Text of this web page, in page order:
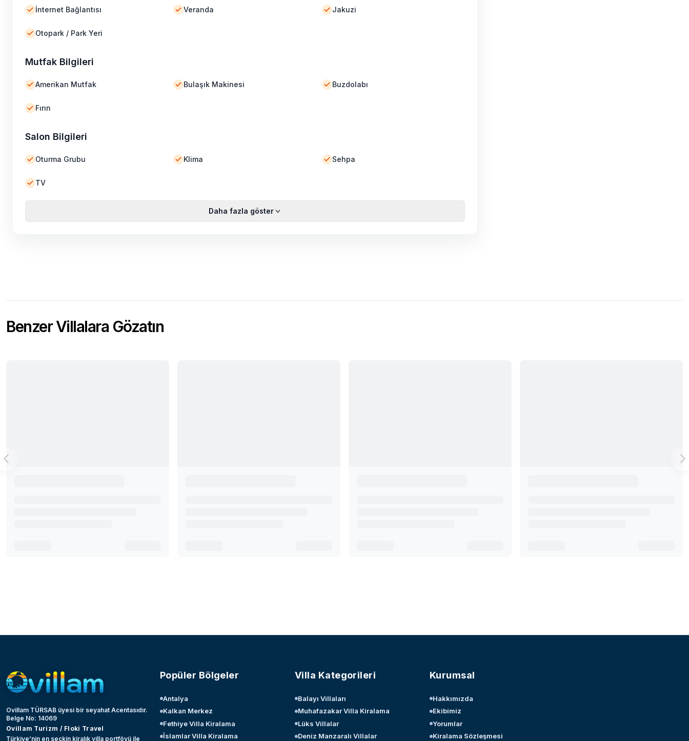
İnternet Bağlantısı Veranda Jakuzi
Otopark / Park Yeri
Mutfak Bilgileri
Amerikan Mutfak Bulaşık Makinesi Buzdolabı
Fırın
Salon Bilgileri
Oturma Grubu Klima Sehpa
TV
Daha fazla göster
Benzer Villalara Gözatın
Ovillam TÜRSAB üyesi bir seyahat Acentasıdır.
Belge No: 14069
Ovillam Turizm / Floki Travel
Türkiye’nin en seçkin kiralık villa portföyü ile
Popüler Bölgeler
Antalya
Kalkan Merkez
Fethiye Villa Kiralama
İslamlar Villa Kiralama
Villa Kategorileri
Balayı Villaları
Muhafazakar Villa Kiralama
Lüks Villalar
Deniz Manzaralı Villalar
Kurumsal
Hakkımızda
Ekibimiz
Yorumlar
Kiralama Sözleşmesi